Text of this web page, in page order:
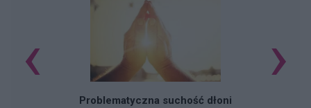
Problematyczna suchość dłoni
‹ ›